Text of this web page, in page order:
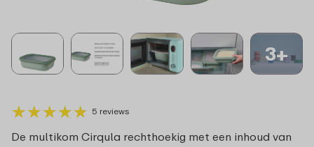
3+
★★★★★
★★★★★ 5 reviews
De multikom Cirqula rechthoekig met een inhoud van